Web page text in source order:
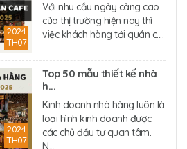
2024
TH07
Với nhu cầu ngày càng cao
của thị trường hiện nay thì
việc khách hàng tới quán c....
2024
TH07
Top 50 mẫu thiết kế nhà
h...
Kinh doanh nhà hàng luôn là
loại hình kinh doanh được
các chủ đầu tư quan tâm.
N....